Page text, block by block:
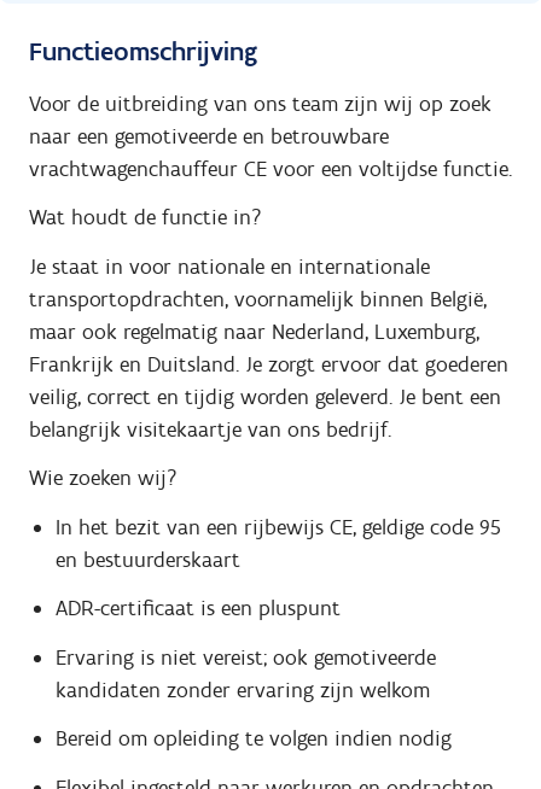
Functieomschrijving
Voor de uitbreiding van ons team zijn wij op zoek
naar een gemotiveerde en betrouwbare
vrachtwagenchauffeur CE voor een voltijdse functie.
Wat houdt de functie in?
Je staat in voor nationale en internationale
transportopdrachten, voornamelijk binnen België,
maar ook regelmatig naar Nederland, Luxemburg,
Frankrijk en Duitsland. Je zorgt ervoor dat goederen
veilig, correct en tijdig worden geleverd. Je bent een
belangrijk visitekaartje van ons bedrijf.
Wie zoeken wij?
In het bezit van een rijbewijs CE, geldige code 95
en bestuurderskaart
ADR-certificaat is een pluspunt
Ervaring is niet vereist; ook gemotiveerde
kandidaten zonder ervaring zijn welkom
Bereid om opleiding te volgen indien nodig